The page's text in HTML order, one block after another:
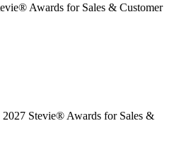
Awards for Sales & Customer
Stevie® Awards for Sales &